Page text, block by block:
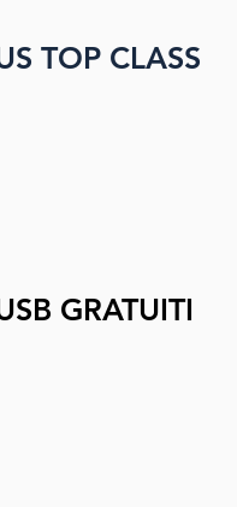
TOP CLASS
GRATUITI